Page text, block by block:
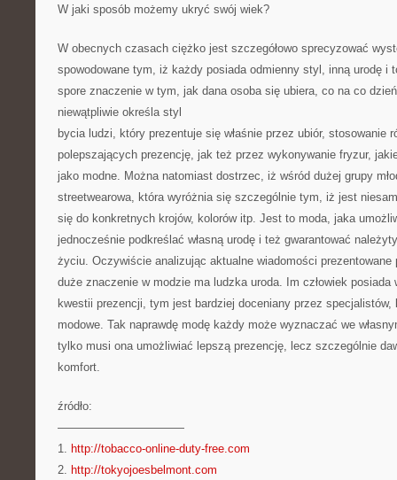
W jaki sposób możemy ukryć swój wiek?
W obecnych czasach ciężko jest szczegółowo sprecyzować
spowodowane tym, iż każdy posiada odmienny styl, inną urodę i
spore znaczenie w tym, jak dana osoba się ubiera, co na co
niewątpliwie określa styl
bycia ludzi, który prezentuje się właśnie przez ubiór, stosowanie
polepszających prezencję, jak też przez wykonywanie fryzur,
jako modne. Można natomiast dostrzec, iż wśród dużej grupy
streetwearowa, która wyróżnia się szczególnie tym, iż jest
się do konkretnych krojów, kolorów itp. Jest to moda, jaka
jednocześnie podkreślać własną urodę i też gwarantować
życiu. Oczywiście analizując aktualne wiadomości prezentowane
duże znaczenie w modzie ma ludzka uroda. Im człowiek
kwestii prezencji, tym jest bardziej doceniany przez
modowe. Tak naprawdę modę każdy może wyznaczać we
tylko musi ona umożliwiać lepszą prezencję, lecz szczególnie
komfort.
źródło:
———————————
1. http://tobacco-online-duty-free.com
2. http://tokyojoesbelmont.com